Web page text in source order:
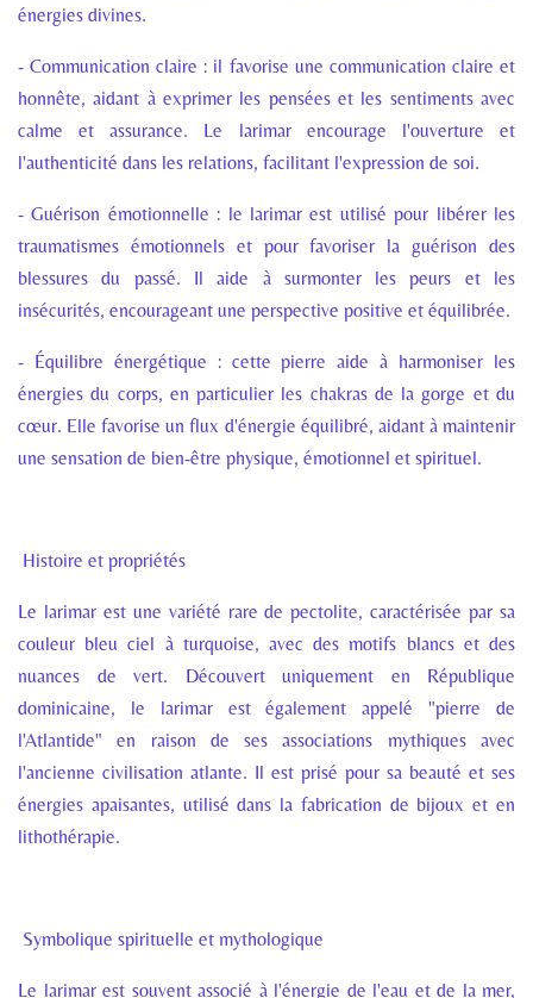
énergies divines.
- Communication claire : il favorise une communication claire et
honnête, aidant à exprimer les pensées et les sentiments avec
calme et assurance. Le larimar encourage l'ouverture et
l'authenticité dans les relations, facilitant l'expression de soi.
- Guérison émotionnelle : le larimar est utilisé pour libérer les
traumatismes émotionnels et pour favoriser la guérison des
blessures du passé. Il aide à surmonter les peurs et les
insécurités, encourageant une perspective positive et équilibrée.
- Équilibre énergétique : cette pierre aide à harmoniser les
énergies du corps, en particulier les chakras de la gorge et du
cœur. Elle favorise un flux d'énergie équilibré, aidant à maintenir
une sensation de bien-être physique, émotionnel et spirituel.
Histoire et propriétés
Le larimar est une variété rare de pectolite, caractérisée par sa
couleur bleu ciel à turquoise, avec des motifs blancs et des
nuances de vert. Découvert uniquement en République
dominicaine, le larimar est également appelé "pierre de
l'Atlantide" en raison de ses associations mythiques avec
l'ancienne civilisation atlante. Il est prisé pour sa beauté et ses
énergies apaisantes, utilisé dans la fabrication de bijoux et en
lithothérapie.
Symbolique spirituelle et mythologique
Le larimar est souvent associé à l'énergie de l'eau et de la mer,